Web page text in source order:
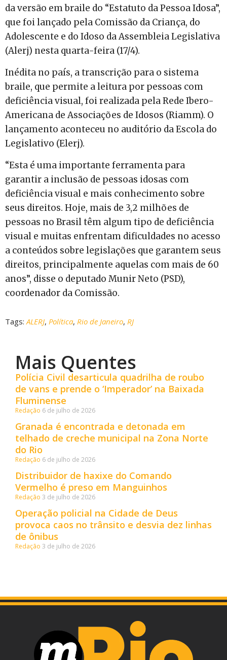
da versão em braile do “Estatuto da Pessoa Idosa”,
que foi lançado pela Comissão da Criança, do
Adolescente e do Idoso da Assembleia Legislativa
(Alerj) nesta quarta-feira (17/4).
Inédita no país, a transcrição para o sistema
braile, que permite a leitura por pessoas com
deficiência visual, foi realizada pela Rede Ibero-
Americana de Associações de Idosos (Riamm). O
lançamento aconteceu no auditório da Escola do
Legislativo (Elerj).
“Esta é uma importante ferramenta para
garantir a inclusão de pessoas idosas com
deficiência visual e mais conhecimento sobre
seus direitos. Hoje, mais de 3,2 milhões de
pessoas no Brasil têm algum tipo de deficiência
visual e muitas enfrentam dificuldades no acesso
a conteúdos sobre legislações que garantem seus
direitos, principalmente aquelas com mais de 60
anos”, disse o deputado Munir Neto (PSD),
coordenador da Comissão.
Tags: ALERJ, Política, Rio de Janeiro, RJ
Mais Quentes
Polícia Civil desarticula quadrilha de roubo
de vans e prende o ‘Imperador’ na Baixada
Fluminense
Redação 6 de julho de 2026
Granada é encontrada e detonada em
telhado de creche municipal na Zona Norte
do Rio
Redação 6 de julho de 2026
Distribuidor de haxixe do Comando
Vermelho é preso em Manguinhos
Redação 3 de julho de 2026
Operação policial na Cidade de Deus
provoca caos no trânsito e desvia dez linhas
de ônibus
Redação 3 de julho de 2026